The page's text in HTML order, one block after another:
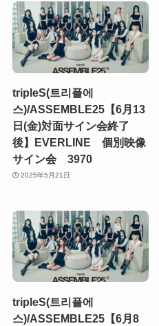
tripleS(트리플에
스)/ASSEMBLE25【6月13
日(金)対面サイン会終了
後】EVERLINE 個別映像
サイン会 3970
2025年5月21日
tripleS(트리플에
스)/ASSEMBLE25【6月8